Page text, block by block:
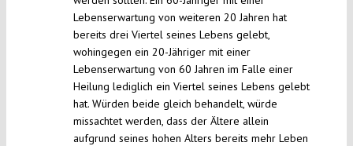
Lebenserwartung von weiteren 20 Jahren hat
bereits drei Viertel seines Lebens gelebt,
wohingegen ein 20-Jähriger mit einer
Lebenserwartung von 60 Jahren im Falle einer
Heilung lediglich ein Viertel seines Lebens gelebt
hat. Würden beide gleich behandelt, würde
missachtet werden, dass der Ältere allein
aufgrund seines hohen Alters bereits mehr Leben